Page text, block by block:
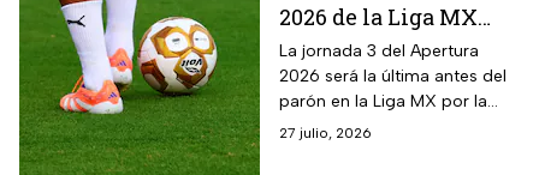
2026 de la Liga MX
tras la jornada 2
La jornada 3 del Apertura
2026 será la última antes del
parón en la Liga MX por la
Leagues Cup; conoce cómo
27 julio, 2026